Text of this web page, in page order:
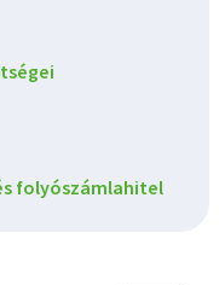
folyószámlahitel